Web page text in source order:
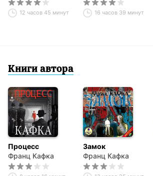
12 часов 45 минут 16 часов 39 минут
Книги автора
Процесс
Франц Кафка
Замок
Франц Кафка